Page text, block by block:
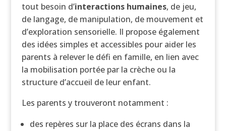
tout besoin d’interactions humaines, de jeu,
de langage, de manipulation, de mouvement et
d’exploration sensorielle. Il propose également
des idées simples et accessibles pour aider les
parents à relever le défi en famille, en lien avec
la mobilisation portée par la crèche ou la
structure d’accueil de leur enfant.
Les parents y trouveront notamment :
des repères sur la place des écrans dans la